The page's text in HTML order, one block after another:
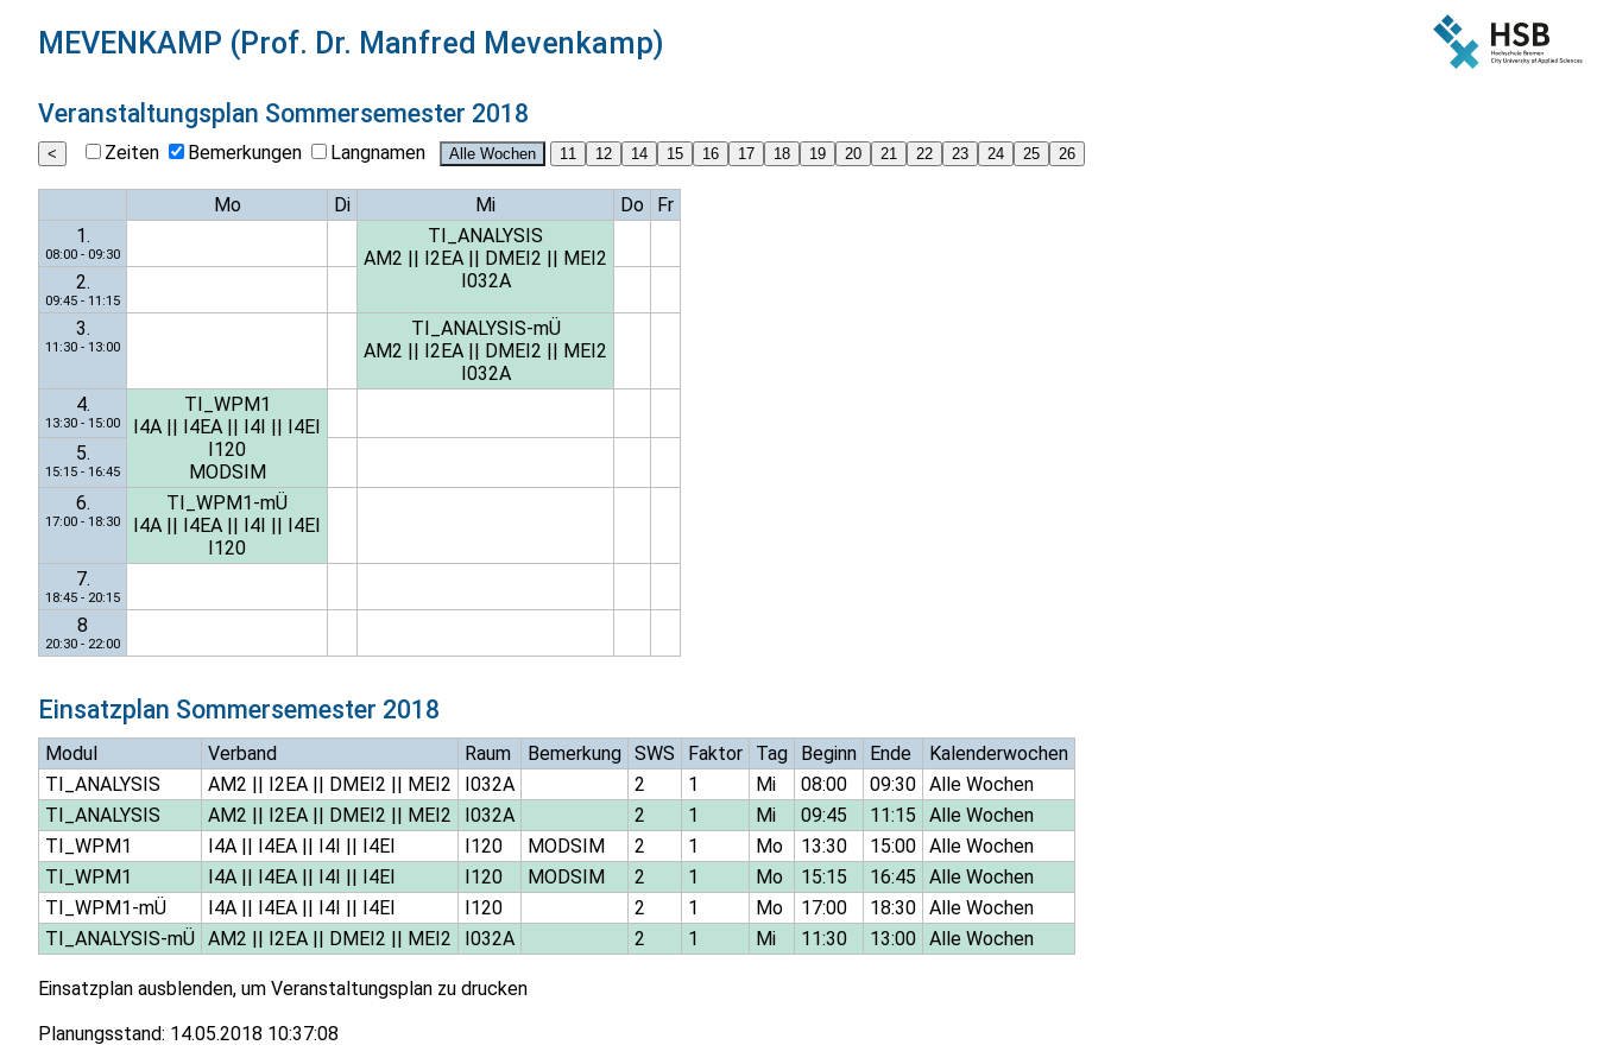
MEVENKAMP (Prof. Dr. Manfred Mevenkamp)
Veranstaltungsplan Sommersemester 2018
Zeiten Bemerkungen Langnamen
Mo Di Mi Do
Fr
1.
08:00 - 09:30
TI_ANALYSIS
AM2
I2EA DMEI2
MEI2
I032A
2.
09:45 - 11:15
3.
11:30 - 13:00
TI_ANALYSIS-mÜ
AM2
I2EA DMEI2
MEI2
I032A
4.
13:30 - 15:00
TI_WPM1
I4A
I4EA I4I
I4EI
I120
MODSIM
5.
15:15 - 16:45
6.
17:00 - 18:30
TI_WPM1-mÜ
I4A
I4EA I4I
I4EI
I120
7.
18:45 - 20:15
8
20:30 - 22:00
Einsatzplan Sommersemester 2018
Modul Verband Raum Bemerkung SWS Faktor Tag Beginn Ende
Kalenderwochen
TI_ANALYSIS
AM2 || I2EA|| DMEI2 || MEI2 I032A 2 1 Mi 08:00 09:30 Alle Wochen
TI_ANALYSIS
AM2 || I2EA|| DMEI2 || MEI2 I032A 2 1 Mi 09:45 11:15
Alle Wochen
TI_WPM1
I4A|| I4EA|| I4I || I4EI I120 MODSIM 2 1 Mo 13:30 15:00 Alle Wochen
TI_WPM1
I4A|| I4EA|| I4I || I4EI I120 MODSIM 2 1 Mo 15:15 16:45
Alle Wochen
TI_WPM1-mÜ
I4A|| I4EA|| I4I || I4EI I120 2 1 Mo 17:00 18:30 Alle Wochen
TI_ANALYSIS-mÜ AM2 || I2EA|| DMEI2 || MEI2 I032A 2 1 Mi 11:30 13:00 Alle Wochen
Einsatzplan ausblenden, um Veranstaltungsplan zu drucken
Planungsstand: 14.05.2018 10:37:08